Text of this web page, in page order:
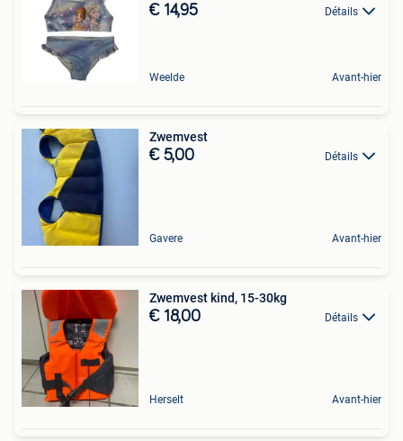
€ 14,95 Détails
Weelde Avant-hier
Zwemvest
€ 5,00 Détails
Gavere Avant-hier
Zwemvest kind, 15-30kg
€ 18,00 Détails
Herselt Avant-hier